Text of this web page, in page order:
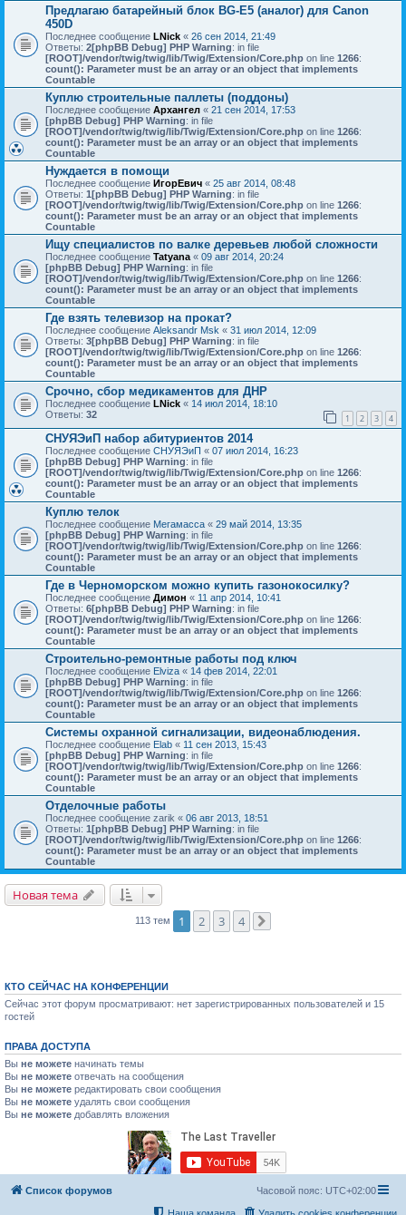
Предлагаю батарейный блок BG-E5 (аналог) для Canon
450D
Последнее сообщение LNick « 26 сен 2014, 21:49
Ответы: 2[phpBB Debug] PHP Warning: in file
[ROOT]/vendor/twig/twig/lib/Twig/Extension/Core.php on line 1266:
count(): Parameter must be an array or an object that implements
Countable
Куплю строительные паллеты (поддоны)
Последнее сообщение Архангел « 21 сен 2014, 17:53
[phpBB Debug] PHP Warning: in file
[ROOT]/vendor/twig/twig/lib/Twig/Extension/Core.php on line 1266:
count(): Parameter must be an array or an object that implements
Countable
Нуждается в помощи
Последнее сообщение ИгорЕвич « 25 авг 2014, 08:48
Ответы: 1[phpBB Debug] PHP Warning: in file
[ROOT]/vendor/twig/twig/lib/Twig/Extension/Core.php on line 1266:
count(): Parameter must be an array or an object that implements
Countable
Ищу специалистов по валке деревьев любой сложности
Последнее сообщение Tatyana « 09 авг 2014, 20:24
[phpBB Debug] PHP Warning: in file
[ROOT]/vendor/twig/twig/lib/Twig/Extension/Core.php on line 1266:
count(): Parameter must be an array or an object that implements
Countable
Где взять телевизор на прокат?
Последнее сообщение Aleksandr Msk « 31 июл 2014, 12:09
Ответы: 3[phpBB Debug] PHP Warning: in file
[ROOT]/vendor/twig/twig/lib/Twig/Extension/Core.php on line 1266:
count(): Parameter must be an array or an object that implements
Countable
Срочно, сбор медикаментов для ДНР
Последнее сообщение LNick « 14 июл 2014, 18:10
Ответы: 32 1 2 3 4
СНУЯЭиП набор абитуриентов 2014
Последнее сообщение СНУЯЭиП « 07 июл 2014, 16:23
[phpBB Debug] PHP Warning: in file
[ROOT]/vendor/twig/twig/lib/Twig/Extension/Core.php on line 1266:
count(): Parameter must be an array or an object that implements
Countable
Куплю телок
Последнее сообщение Мегамасса « 29 май 2014, 13:35
[phpBB Debug] PHP Warning: in file
[ROOT]/vendor/twig/twig/lib/Twig/Extension/Core.php on line 1266:
count(): Parameter must be an array or an object that implements
Countable
Где в Черноморском можно купить газонокосилку?
Последнее сообщение Димон « 11 апр 2014, 10:41
Ответы: 6[phpBB Debug] PHP Warning: in file
[ROOT]/vendor/twig/twig/lib/Twig/Extension/Core.php on line 1266:
count(): Parameter must be an array or an object that implements
Countable
Строительно-ремонтные работы под ключ
Последнее сообщение Elviza « 14 фев 2014, 22:01
[phpBB Debug] PHP Warning: in file
[ROOT]/vendor/twig/twig/lib/Twig/Extension/Core.php on line 1266:
count(): Parameter must be an array or an object that implements
Countable
Системы охранной сигнализации, видеонаблюдения.
Последнее сообщение Elab « 11 сен 2013, 15:43
[phpBB Debug] PHP Warning: in file
[ROOT]/vendor/twig/twig/lib/Twig/Extension/Core.php on line 1266:
count(): Parameter must be an array or an object that implements
Countable
Отделочные работы
Последнее сообщение zarik « 06 авг 2013, 18:51
Ответы: 1[phpBB Debug] PHP Warning: in file
[ROOT]/vendor/twig/twig/lib/Twig/Extension/Core.php on line 1266:
count(): Parameter must be an array or an object that implements
Countable
Новая тема
113 тем 1 2 3 4
КТО СЕЙЧАС НА КОНФЕРЕНЦИИ
Сейчас этот форум просматривают: нет зарегистрированных пользователей и 15
гостей
ПРАВА ДОСТУПА
Вы не можете начинать темы
Вы не можете отвечать на сообщения
Вы не можете редактировать свои сообщения
Вы не можете удалять свои сообщения
Вы не можете добавлять вложения
Список форумов Часовой пояс: UTC+02:00